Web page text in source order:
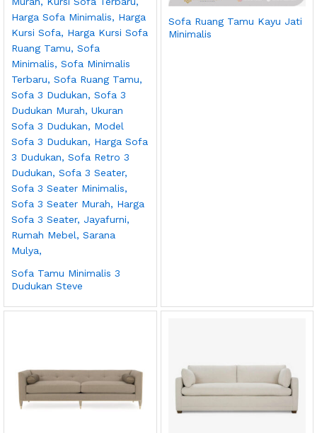
Sofa Tamu Minimalis 3
Dudukan Steve
Sofa Ruang Tamu Kayu Jati
Minimalis